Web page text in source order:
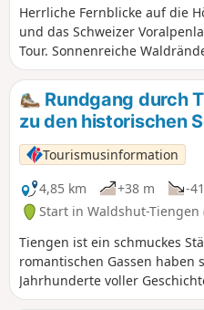
Herrliche Fernblicke auf die
und das Schweizer
Tour. Sonnenreiche
großzügigen Ackerflächen ab.
Rundgang durch
zu den historischen
Tourismusinformation
4,85 km
+38 m -
Start in Waldshut-
Tiengen ist ein schmuckes
romantischen Gassen haben
Jahrhunderte voller
Erkunden Sie auf eigene